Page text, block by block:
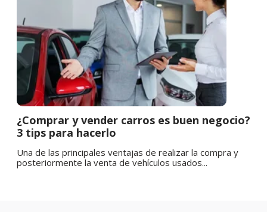
¿Comprar y vender carros es buen negocio?
3 tips para hacerlo
Una de las principales ventajas de realizar la compra y
posteriormente la venta de vehículos usados...